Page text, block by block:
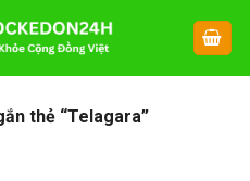
thẻ “Telagara”